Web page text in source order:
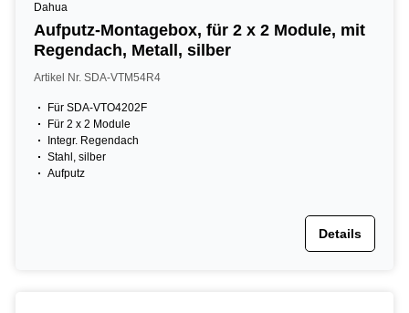
Dahua
Aufputz-Montagebox, für 2 x 2 Module, mit
Regendach, Metall, silber
Artikel Nr. SDA-VTM54R4
Für SDA-VTO4202F
Für 2 x 2 Module
Integr. Regendach
Stahl, silber
Aufputz
Details